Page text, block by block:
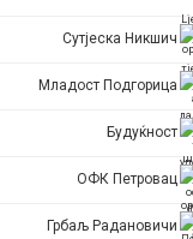
Сутјеска Никшич
Младост Подгорица
Будуќност
ОФК Петровац
Грбаљ Радановичи